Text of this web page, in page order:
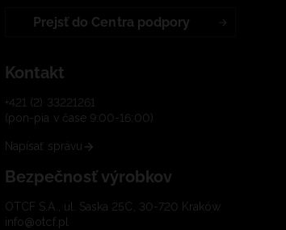
Prejsť do Centra podpory
Kontakt
+421 (2) 33221261
(pon-pia v čase 9:00-16:00)
Napísať správu
Bezpečnosť výrobkov
OTCF S.A., ul. Saska 25C, 30-720 Kraków
info@otcf.pl